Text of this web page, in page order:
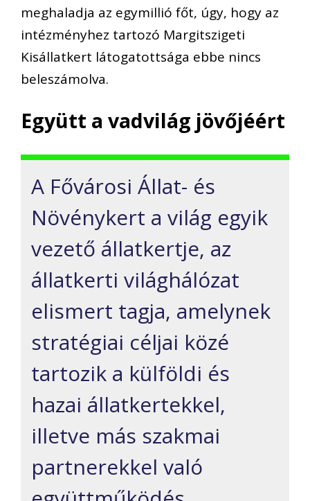
meghaladja az egymillió főt, úgy, hogy az
intézményhez tartozó Margitszigeti
Kisállatkert látogatottsága ebbe nincs
beleszámolva.
Együtt a vadvilág jövőjéért
A Fővárosi Állat- és
Növénykert a világ egyik
vezető állatkertje, az
állatkerti világhálózat
elismert tagja, amelynek
stratégiai céljai közé
tartozik a külföldi és
hazai állatkertekkel,
illetve más szakmai
partnerekkel való